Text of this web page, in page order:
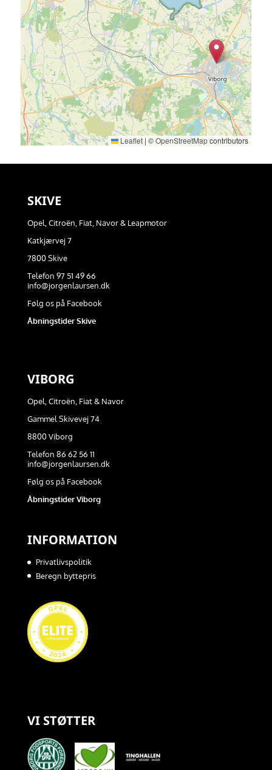
Leaflet | ©OpenStreetMapcontributors
SKIVE
Opel, Citroën, Fiat, Navor & Leapmotor
Katkjærvej 7
7800 Skive
Telefon 97 51 49 66
info@jorgenlaursen.dk
Følg os på Facebook
Åbningstider Skive
VIBORG
Opel, Citroën, Fiat & Navor
Gammel Skivevej 74
8800 Viborg
Telefon 86 62 56 11
info@jorgenlaursen.dk
Følg os på Facebook
Åbningstider Viborg
INFORMATION
Privatlivspolitik
Beregn byttepris
VI STØTTER